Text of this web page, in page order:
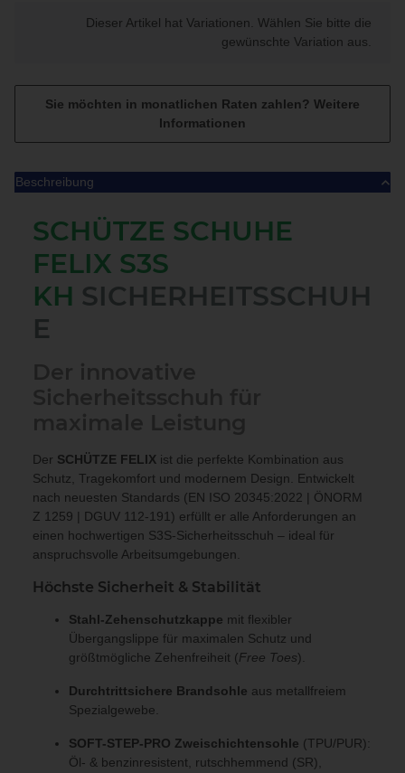
Dieser Artikel hat Variationen. Wählen Sie bitte die
gewünschte Variation aus.
Sie möchten in monatlichen Raten zahlen? Weitere
Informationen
Beschreibung
SCHÜTZE SCHUHE
FELIX S3S
KH SICHERHEITSSCHUH
E
Der SCHÜTZE FELIX ist die perfekte Kombination aus
Schutz, Tragekomfort und modernem Design. Entwickelt
nach neuesten Standards (EN ISO 20345:2022 | ÖNORM
Z 1259 | DGUV 112-191) erfüllt er alle Anforderungen an
einen hochwertigen S3S-Sicherheitsschuh – ideal für
anspruchsvolle Arbeitsumgebungen.
Höchste Sicherheit & Stabilität
Stahl-Zehenschutzkappe mit flexibler
Übergangslippe für maximalen Schutz und
größtmögliche Zehenfreiheit (Free Toes).
Durchtrittsichere Brandsohle aus metallfreiem
Spezialgewebe.
SOFT-STEP-PRO Zweischichtensohle (TPU/PUR):
Öl- & benzinresistent, rutschhemmend (SR),